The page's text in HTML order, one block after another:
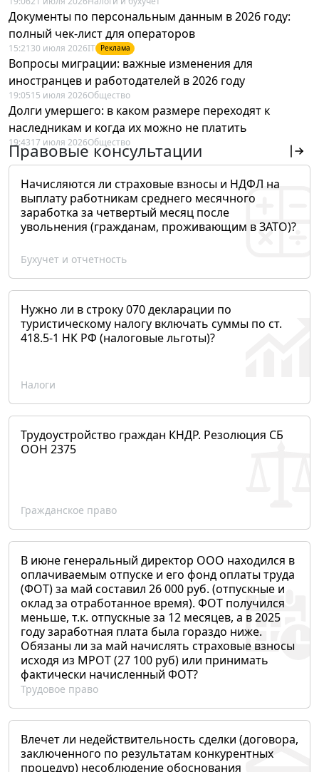
Документы по персональным данным в 2026 году:
полный чек-лист для операторов
15:21 30 июля 2026IT Реклама
Вопросы миграции: важные изменения для
иностранцев и работодателей в 2026 году
19:0515 июля 2026Общество
Долги умершего: в каком размере переходят к
наследникам и когда их можно не платить
19:4317 июля 2026Общество
Правовые консультации
Начисляются ли страховые взносы и НДФЛ на
выплату работникам среднего месячного
заработка за четвертый месяц после
увольнения (гражданам, проживающим в ЗАТО)?
Бухучет и отчетность
Нужно ли в строку 070 декларации по
туристическому налогу включать суммы по ст.
418.5-1 НК РФ (налоговые льготы)?
Налоги
Трудоустройство граждан КНДР. Резолюция СБ
ООН 2375
Гражданское право
В июне генеральный директор ООО находился в
оплачиваемым отпуске и его фонд оплаты труда
(ФОТ) за май составил 26 000 руб. (отпускные и
оклад за отработанное время). ФОТ получился
меньше, т.к. отпускные за 12 месяцев, а в 2025
году заработная плата была гораздо ниже.
Обязаны ли за май начислять страховые взносы
исходя из МРОТ (27 100 руб) или принимать
фактически начисленный ФОТ?
Трудовое право
Влечет ли недействительность сделки (договора,
заключенного по результатам конкурентных
процедур) несоблюдение обоснования